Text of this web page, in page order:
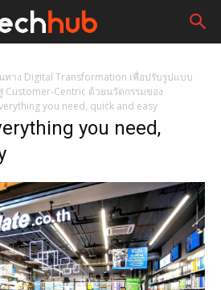
ทาง Digital Transformation เพื่อปรับรูปแบบ
Customer-Centric ด้วยนวัตกรรมของ
you need, quick and easy
you need,